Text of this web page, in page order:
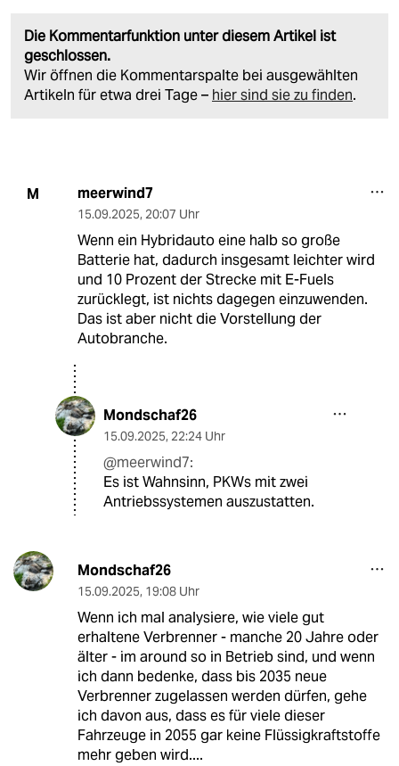
Die Kommentarfunktion unter diesem Artikel ist
geschlossen.
Wir öffnen die Kommentarspalte bei ausgewählten
Artikeln für etwa drei Tage – hier sind sie zu finden.
M meerwind7
15.09.2025, 20:07 Uhr
Wenn ein Hybridauto eine halb so große
Batterie hat, dadurch insgesamt leichter wird
und 10 Prozent der Strecke mit E-Fuels
zurücklegt, ist nichts dagegen einzuwenden.
Das ist aber nicht die Vorstellung der
Autobranche.
Mondschaf26
15.09.2025, 22:24 Uhr
@meerwind7:
Es ist Wahnsinn, PKWs mit zwei
Antriebssystemen auszustatten.
Mondschaf26
15.09.2025, 19:08 Uhr
Wenn ich mal analysiere, wie viele gut
erhaltene Verbrenner - manche 20 Jahre oder
älter - im around so in Betrieb sind, und wenn
ich dann bedenke, dass bis 2035 neue
Verbrenner zugelassen werden dürfen, gehe
ich davon aus, dass es für viele dieser
Fahrzeuge in 2055 gar keine Flüssigkraftstoffe
mehr geben wird....